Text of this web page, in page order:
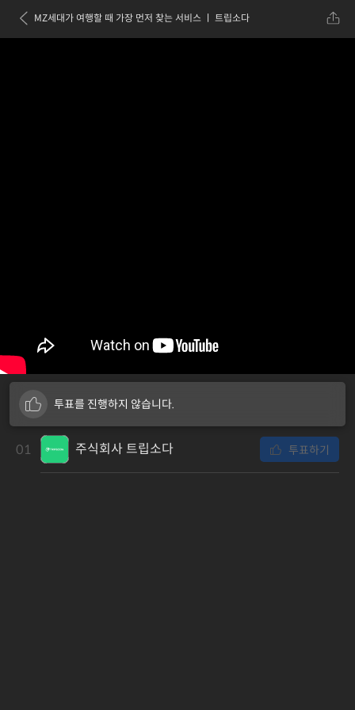
MZ세대가 여행할 때 가장 먼저 찾는 서비스 ㅣ 트립소다
투표를 진행하지 않습니다.
01 주식회사 트립소다 투표하기